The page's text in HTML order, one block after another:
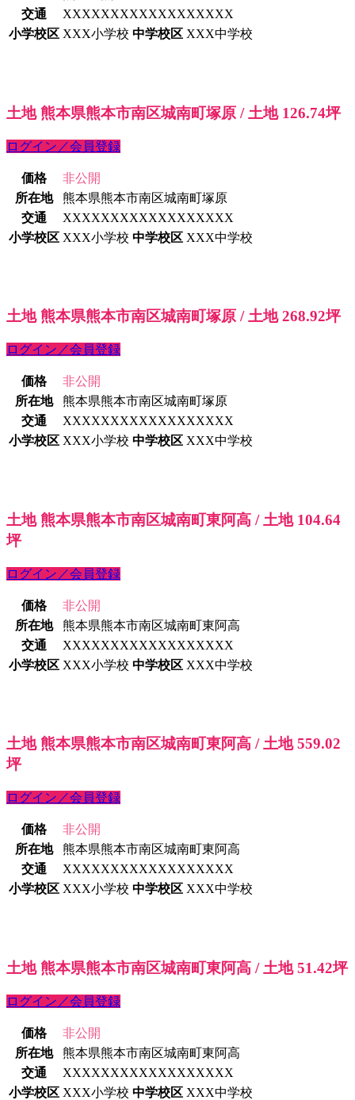
交通
XXXXXXXXXXXXXXXXXX
小学校区 XXX小学校 中学校区 XXX中学校
土地 熊本県熊本市南区城南町塚原 / 土地 126.74坪
ログイン／会員登録
価格
非公開
所在地
熊本県熊本市南区城南町塚原
交通
XXXXXXXXXXXXXXXXXX
小学校区 XXX小学校 中学校区 XXX中学校
土地 熊本県熊本市南区城南町塚原 / 土地 268.92坪
ログイン／会員登録
価格
非公開
所在地
熊本県熊本市南区城南町塚原
交通
XXXXXXXXXXXXXXXXXX
小学校区 XXX小学校 中学校区 XXX中学校
土地 熊本県熊本市南区城南町東阿高 / 土地 104.64
坪
ログイン／会員登録
価格
非公開
所在地
熊本県熊本市南区城南町東阿高
交通
XXXXXXXXXXXXXXXXXX
小学校区 XXX小学校 中学校区 XXX中学校
土地 熊本県熊本市南区城南町東阿高 / 土地 559.02
坪
ログイン／会員登録
価格
非公開
所在地
熊本県熊本市南区城南町東阿高
交通
XXXXXXXXXXXXXXXXXX
小学校区 XXX小学校 中学校区 XXX中学校
土地 熊本県熊本市南区城南町東阿高 / 土地 51.42坪
ログイン／会員登録
価格
非公開
所在地
熊本県熊本市南区城南町東阿高
交通
XXXXXXXXXXXXXXXXXX
小学校区 XXX小学校 中学校区 XXX中学校